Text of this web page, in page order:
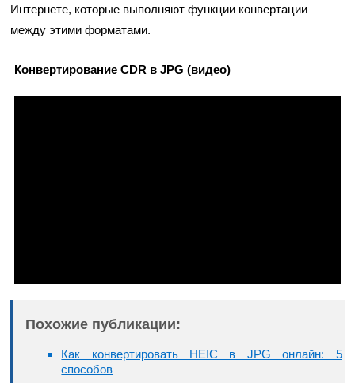
Интернете, которые выполняют функции конвертации
между этими форматами.
Конвертирование CDR в JPG (видео)
Похожие публикации:
Как конвертировать HEIC в JPG онлайн: 5
способов